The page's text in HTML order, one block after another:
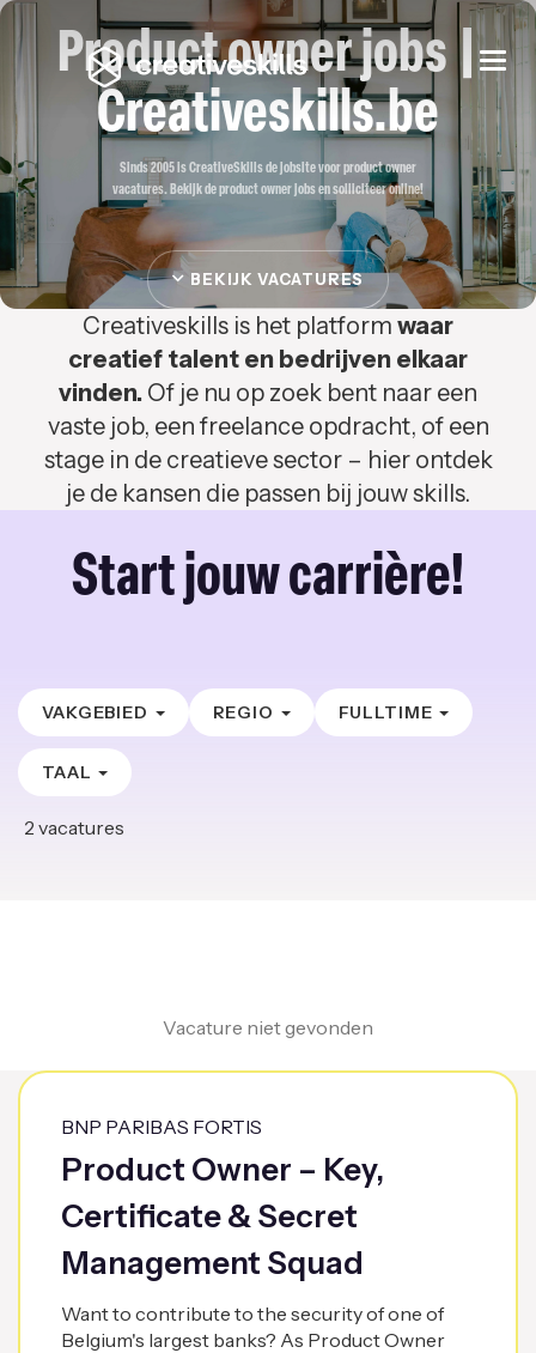
Product owner jobs |
Creativeskills.be
Sinds 2005 is CreativeSkills de jobsite voor product owner
vacatures. Bekijk de product owner jobs en solliciteer online!
BEKIJK VACATURES
Creativeskills is het platform waar
creatief talent en bedrijven elkaar
vinden. Of je nu op zoek bent naar een
vaste job, een freelance opdracht, of een
stage in de creatieve sector – hier ontdek
je de kansen die passen bij jouw skills.
Start jouw carrière!
VAKGEBIED REGIO FULLTIME
TAAL
2 vacatures
Vacature niet gevonden
BNP PARIBAS FORTIS
Product Owner – Key,
Certificate & Secret
Management Squad
Want to contribute to the security of one of
Belgium's largest banks? As Product Owner